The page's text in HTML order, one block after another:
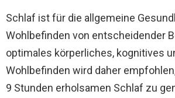
Schlaf ist für die allgemeine
Wohlbefinden von entscheidender
optimales körperliches, kognitives
Wohlbefinden wird daher
9 Stunden erholsamen Schlaf zu